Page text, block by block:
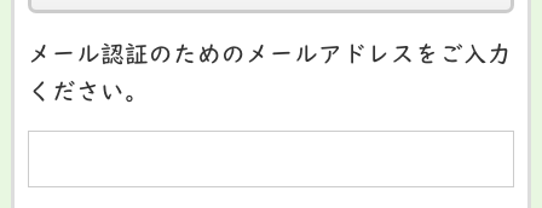
メール認証のためのメールアドレスをご入力
ください。